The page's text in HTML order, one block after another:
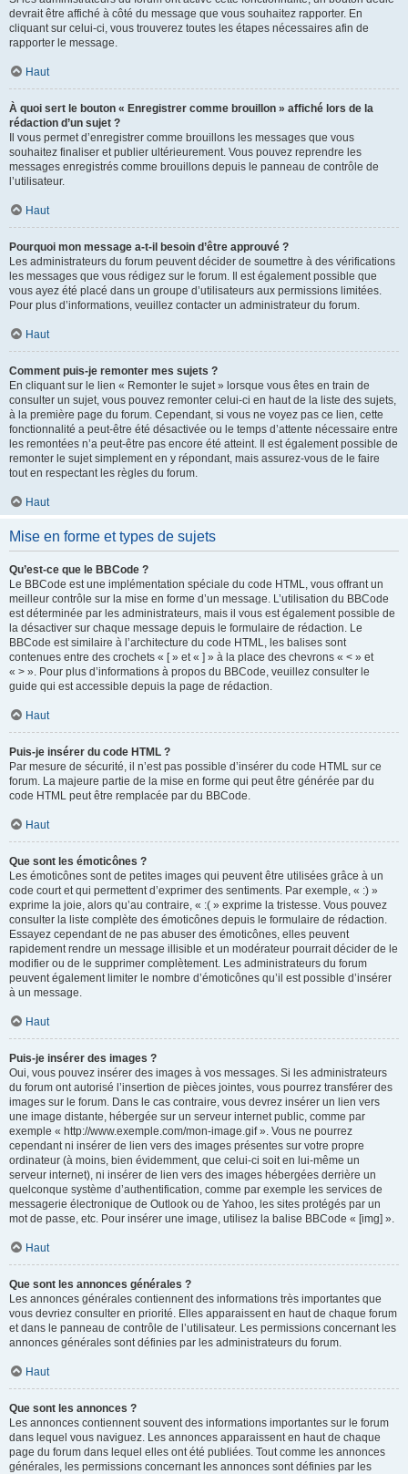
devrait être affiché à côté du message que vous souhaitez rapporter. En
cliquant sur celui-ci, vous trouverez toutes les étapes nécessaires afin de
rapporter le message.
Haut
À quoi sert le bouton « Enregistrer comme brouillon » affiché lors de la
rédaction d’un sujet ?
Il vous permet d’enregistrer comme brouillons les messages que vous
souhaitez finaliser et publier ultérieurement. Vous pouvez reprendre les
messages enregistrés comme brouillons depuis le panneau de contrôle de
l’utilisateur.
Haut
Pourquoi mon message a-t-il besoin d’être approuvé ?
Les administrateurs du forum peuvent décider de soumettre à des vérifications
les messages que vous rédigez sur le forum. Il est également possible que
vous ayez été placé dans un groupe d’utilisateurs aux permissions limitées.
Pour plus d’informations, veuillez contacter un administrateur du forum.
Haut
Comment puis-je remonter mes sujets ?
En cliquant sur le lien « Remonter le sujet » lorsque vous êtes en train de
consulter un sujet, vous pouvez remonter celui-ci en haut de la liste des sujets,
à la première page du forum. Cependant, si vous ne voyez pas ce lien, cette
fonctionnalité a peut-être été désactivée ou le temps d’attente nécessaire entre
les remontées n’a peut-être pas encore été atteint. Il est également possible de
remonter le sujet simplement en y répondant, mais assurez-vous de le faire
tout en respectant les règles du forum.
Haut
Mise en forme et types de sujets
Qu’est-ce que le BBCode ?
Le BBCode est une implémentation spéciale du code HTML, vous offrant un
meilleur contrôle sur la mise en forme d’un message. L’utilisation du BBCode
est déterminée par les administrateurs, mais il vous est également possible de
la désactiver sur chaque message depuis le formulaire de rédaction. Le
BBCode est similaire à l’architecture du code HTML, les balises sont
contenues entre des crochets « [ » et « ] » à la place des chevrons « < » et
« > ». Pour plus d’informations à propos du BBCode, veuillez consulter le
guide qui est accessible depuis la page de rédaction.
Haut
Puis-je insérer du code HTML ?
Par mesure de sécurité, il n’est pas possible d’insérer du code HTML sur ce
forum. La majeure partie de la mise en forme qui peut être générée par du
code HTML peut être remplacée par du BBCode.
Haut
Que sont les émoticônes ?
Les émoticônes sont de petites images qui peuvent être utilisées grâce à un
code court et qui permettent d’exprimer des sentiments. Par exemple, « :) »
exprime la joie, alors qu’au contraire, « :( » exprime la tristesse. Vous pouvez
consulter la liste complète des émoticônes depuis le formulaire de rédaction.
Essayez cependant de ne pas abuser des émoticônes, elles peuvent
rapidement rendre un message illisible et un modérateur pourrait décider de le
modifier ou de le supprimer complètement. Les administrateurs du forum
peuvent également limiter le nombre d’émoticônes qu’il est possible d’insérer
à un message.
Haut
Puis-je insérer des images ?
Oui, vous pouvez insérer des images à vos messages. Si les administrateurs
du forum ont autorisé l’insertion de pièces jointes, vous pourrez transférer des
images sur le forum. Dans le cas contraire, vous devrez insérer un lien vers
une image distante, hébergée sur un serveur internet public, comme par
exemple « http://www.exemple.com/mon-image.gif ». Vous ne pourrez
cependant ni insérer de lien vers des images présentes sur votre propre
ordinateur (à moins, bien évidemment, que celui-ci soit en lui-même un
serveur internet), ni insérer de lien vers des images hébergées derrière un
quelconque système d’authentification, comme par exemple les services de
messagerie électronique de Outlook ou de Yahoo, les sites protégés par un
mot de passe, etc. Pour insérer une image, utilisez la balise BBCode « [img] ».
Haut
Que sont les annonces générales ?
Les annonces générales contiennent des informations très importantes que
vous devriez consulter en priorité. Elles apparaissent en haut de chaque forum
et dans le panneau de contrôle de l’utilisateur. Les permissions concernant les
annonces générales sont définies par les administrateurs du forum.
Haut
Que sont les annonces ?
Les annonces contiennent souvent des informations importantes sur le forum
dans lequel vous naviguez. Les annonces apparaissent en haut de chaque
page du forum dans lequel elles ont été publiées. Tout comme les annonces
générales, les permissions concernant les annonces sont définies par les